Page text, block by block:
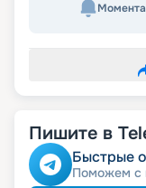
Пишите в
Быстрые
Поможем с